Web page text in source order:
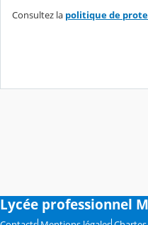
Consultez la politique de
Lycée professionnel